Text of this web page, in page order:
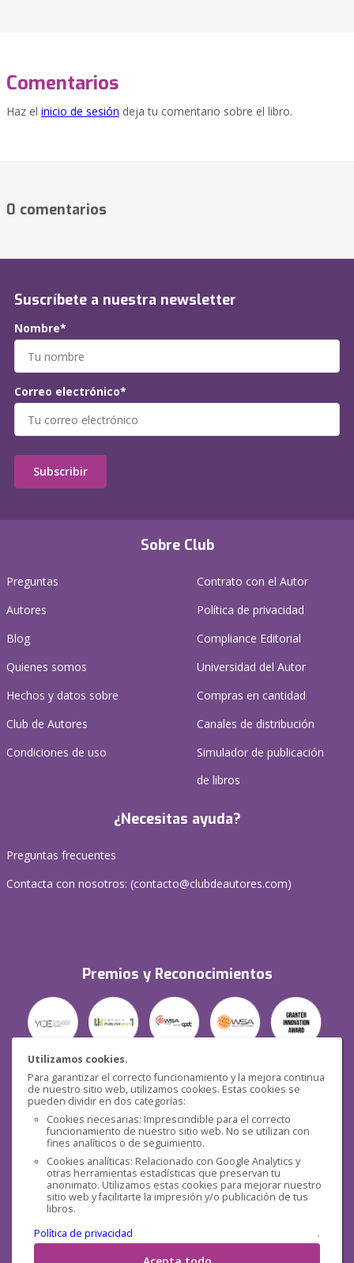
Utilizamos cookies.
Para garantizar el correcto funcionamiento y la mejora continua
de nuestro sitio web, utilizamos cookies. Estas cookies se
pueden dividir en dos categorías:
Cookies necesarias: Imprescindible para el correcto
funcionamiento de nuestro sitio web. No se utilizan con
fines analíticos o de seguimiento.
Cookies analíticas: Relacionado con Google Analytics y
otras herramientas estadísticas que preservan tu
anonimato. Utilizamos estas cookies para mejorar nuestro
sitio web y facilitarte la impresión y/o publicación de tus
libros.
Política de privacidad
.
Comentarios
Haz el inicio de sesión deja tu comentario sobre el libro.
0 comentarios
Sobre Club
Preguntas
Autores
Blog
Quienes somos
Hechos y datos sobre
Club de Autores
Condiciones de uso
Contrato con el Autor
Política de privacidad
Compliance Editorial
Universidad del Autor
Compras en cantidad
Canales de distribución
Simulador de publicación
de libros
¿Necesitas ayuda?
Preguntas frecuentes
Contacta con nosotros: (contacto@clubdeautores.com)
Premios y Reconocimientos
Seguridad
Redes sociales
Suscríbete a nuestra newsletter
Nombre*
Correo electrónico*
Subscribir